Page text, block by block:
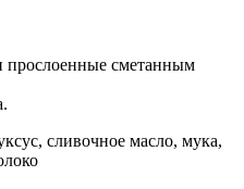
сметанным
сливочное масло, мука,